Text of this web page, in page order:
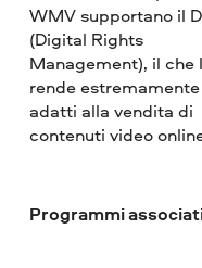
WMV supportano il
(Digital Rights
Management), il che
rende estremamente
adatti alla vendita di
contenuti video
Programmi